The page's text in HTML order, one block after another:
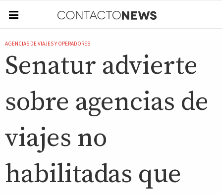
AGENCIAS DE VIAJES Y OPERADORES
Senatur advierte
sobre agencias de
viajes no
habilitadas que